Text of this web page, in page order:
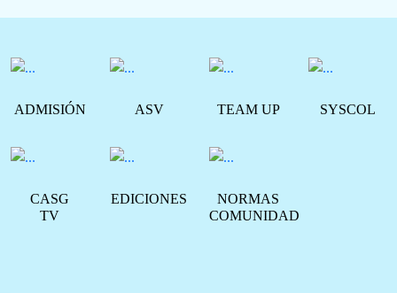
ADMISIÓN ASV TEAM UP SYSCOL
CASG
TV
EDICIONES
NORMAS
COMUNIDAD